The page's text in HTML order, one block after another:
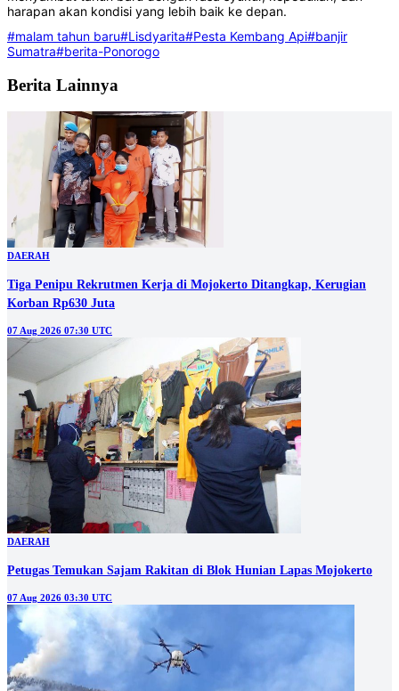
harapan akan kondisi yang lebih baik ke depan.
#malam tahun baru#Lisdyarita#Pesta Kembang Api#banjir
Sumatra#berita-Ponorogo
Berita Lainnya
DAERAH
Tiga Penipu Rekrutmen Kerja di Mojokerto Ditangkap, Kerugian
Korban Rp630 Juta
07 Aug 2026 07:30 UTC
DAERAH
Petugas Temukan Sajam Rakitan di Blok Hunian Lapas Mojokerto
07 Aug 2026 03:30 UTC